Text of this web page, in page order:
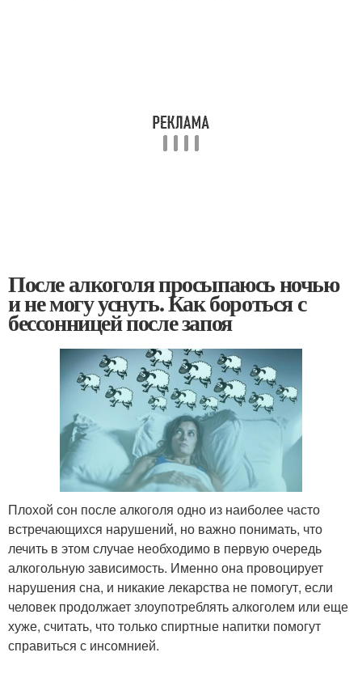
После алкоголя просыпаюсь ночью
и не могу уснуть. Как бороться с
бессонницей после запоя
Плохой сон после алкоголя одно из наиболее часто
встречающихся нарушений, но важно понимать, что
лечить в этом случае необходимо в первую очередь
алкогольную зависимость. Именно она провоцирует
нарушения сна, и никакие лекарства не помогут, если
человек продолжает злоупотреблять алкоголем или еще
хуже, считать, что только спиртные напитки помогут
справиться с инсомнией.